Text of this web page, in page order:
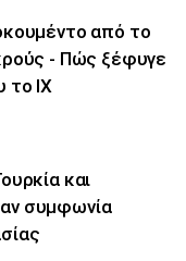
από το
- Πώς ξέφυγε
το ΙΧ
και
συμφωνία